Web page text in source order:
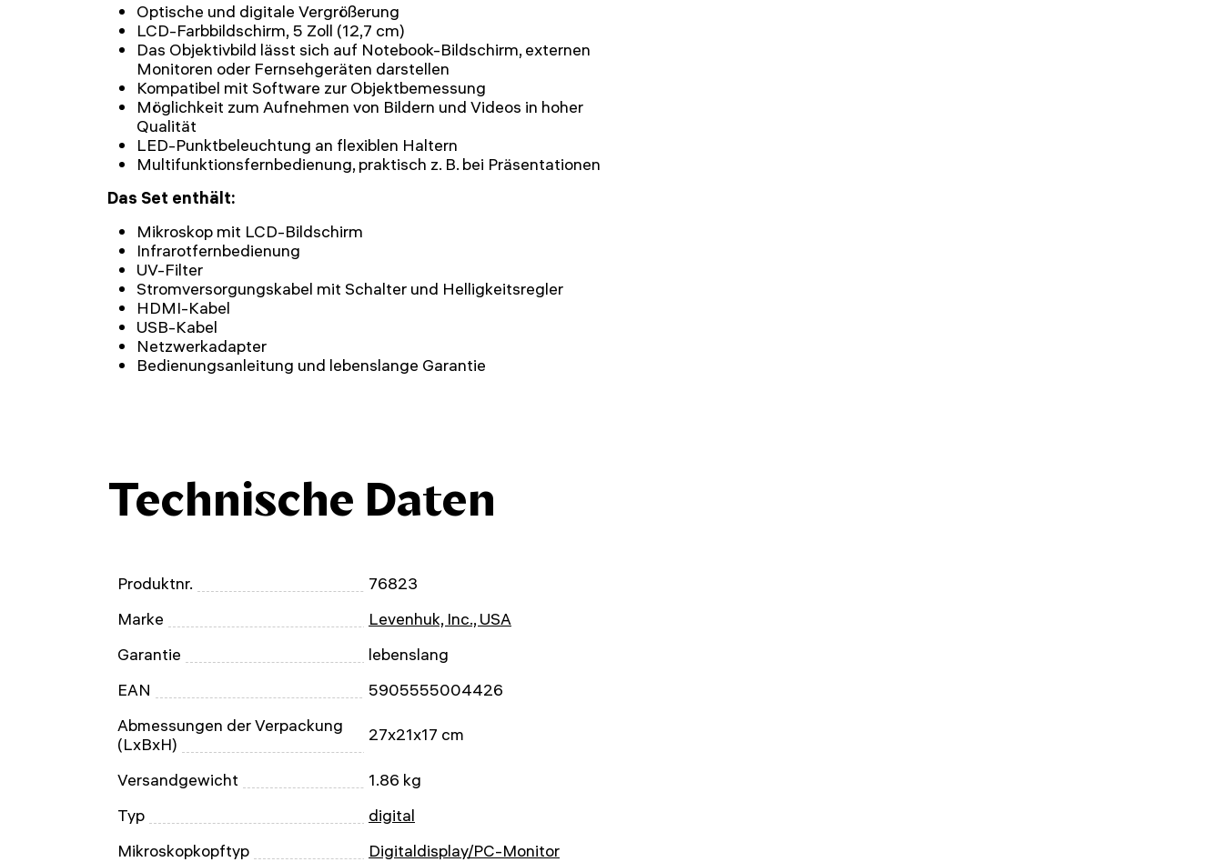
Optische und digitale Vergrößerung
LCD-Farbbildschirm, 5 Zoll (12,7 cm)
Das Objektivbild lässt sich auf Notebook-Bildschirm, externen
Monitoren oder Fernsehgeräten darstellen
Kompatibel mit Software zur Objektbemessung
Möglichkeit zum Aufnehmen von Bildern und Videos in hoher
Qualität
LED-Punktbeleuchtung an flexiblen Haltern
Multifunktionsfernbedienung, praktisch z. B. bei Präsentationen
Das Set enthält:
Mikroskop mit LCD-Bildschirm
Infrarotfernbedienung
UV-Filter
Stromversorgungskabel mit Schalter und Helligkeitsregler
HDMI-Kabel
USB-Kabel
Netzwerkadapter
Bedienungsanleitung und lebenslange Garantie
Technische Daten
Produktnr.
76823
Marke
Levenhuk, Inc., USA
Garantie
lebenslang
EAN
5905555004426
Abmessungen der Verpackung
(LxBxH)
27x21x17 cm
Versandgewicht
1.86 kg
Typ
digital
Mikroskopkopftyp
Digitaldisplay/PC-Monitor